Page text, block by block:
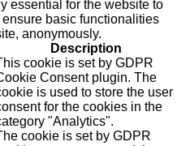
essential for the website to
basic functionalities
anonymously.
Description
cookie is set by GDPR
Consent plugin. The
is used to store the user
for the cookies in the
"Analytics".
cookie is set by GDPR